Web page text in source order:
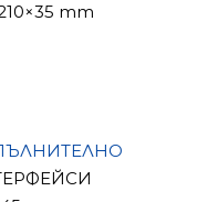
видео изход
на
изображението в IP
Mifare
mm